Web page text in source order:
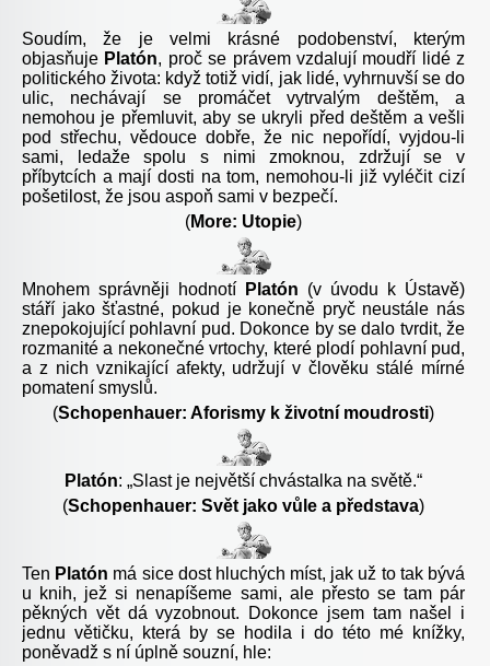
Soudím, že je velmi krásné podobenství, kterým
objasňuje Platón, proč se právem vzdalují moudří lidé z
politického života: když totiž vidí, jak lidé, vyhrnuvší se do
ulic, nechávají se promáčet vytrvalým deštěm, a
nemohou je přemluvit, aby se ukryli před deštěm a vešli
pod střechu, vědouce dobře, že nic nepořídí, vyjdou-li
sami, ledaže spolu s nimi zmoknou, zdržují se v
příbytcích a mají dosti na tom, nemohou-li již vyléčit cizí
pošetilost, že jsou aspoň sami v bezpečí.
(More: Utopie)
Mnohem správněji hodnotí Platón (v úvodu k Ústavě)
stáří jako šťastné, pokud je konečně pryč neustále nás
znepokojující pohlavní pud. Dokonce by se dalo tvrdit, že
rozmanité a nekonečné vrtochy, které plodí pohlavní pud,
a z nich vznikající afekty, udržují v člověku stálé mírné
pomatení smyslů.
(Schopenhauer: Aforismy k životní moudrosti)
Platón: „Slast je největší chvástalka na světě.“
(Schopenhauer: Svět jako vůle a představa)
Ten Platón má sice dost hluchých míst, jak už to tak bývá
u knih, jež si nenapíšeme sami, ale přesto se tam pár
pěkných vět dá vyzobnout. Dokonce jsem tam našel i
jednu větičku, která by se hodila i do této mé knížky,
poněvadž s ní úplně souzní, hle: